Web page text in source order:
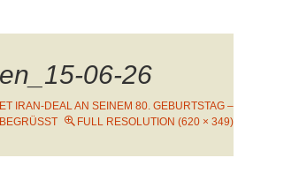
06-26
IRAN-DEAL AN SEINEM 80. GEBURTSTAG –
FULL RESOLUTION (620 × 349)